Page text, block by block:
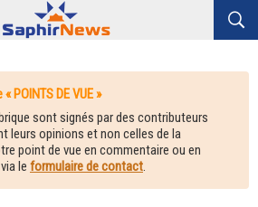
POINTS DE VUE »
sont signés par des contributeurs
leurs opinions et non celles de la
point de vue en commentaire ou en
le formulaire de contact.